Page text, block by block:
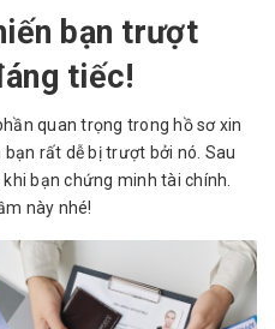
bạn trượt
tiếc!
quan trọng trong hồ sơ xin
rất dễ bị trượt bởi nó. Sau
bạn chứng minh tài chính.
này nhé!